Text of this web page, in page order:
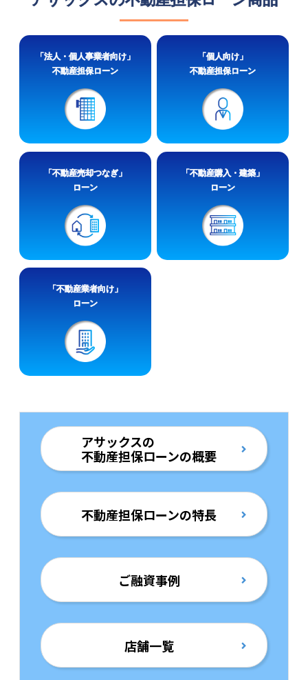
「法人・個人事業者向け」
不動産担保ローン
「個人向け」
不動産担保ローン
「不動産売却つなぎ」
ローン
「不動産購入・建築」
ローン
「不動産業者向け」
ローン
アサックスの
不動産担保ローンの概要
不動産担保ローンの特長
ご融資事例
店舗一覧